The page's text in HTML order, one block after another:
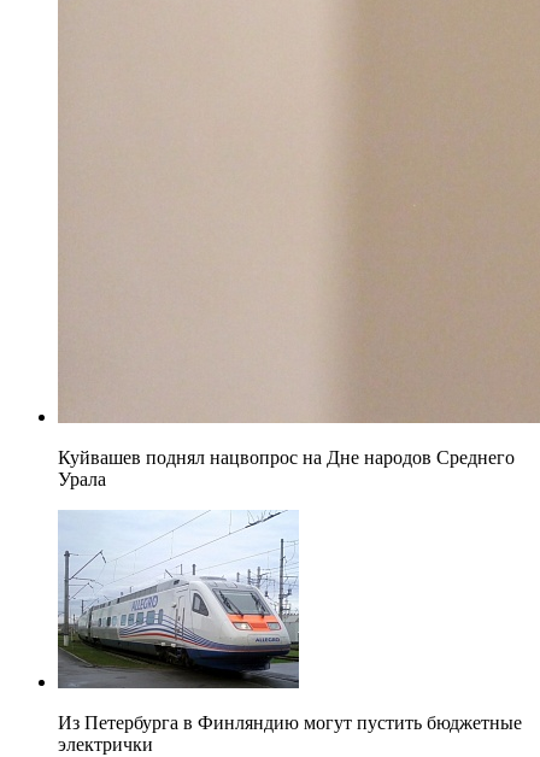
Куйвашев поднял нацвопрос на Дне народов Среднего
Урала
Из Петербурга в Финляндию могут пустить бюджетные
электрички